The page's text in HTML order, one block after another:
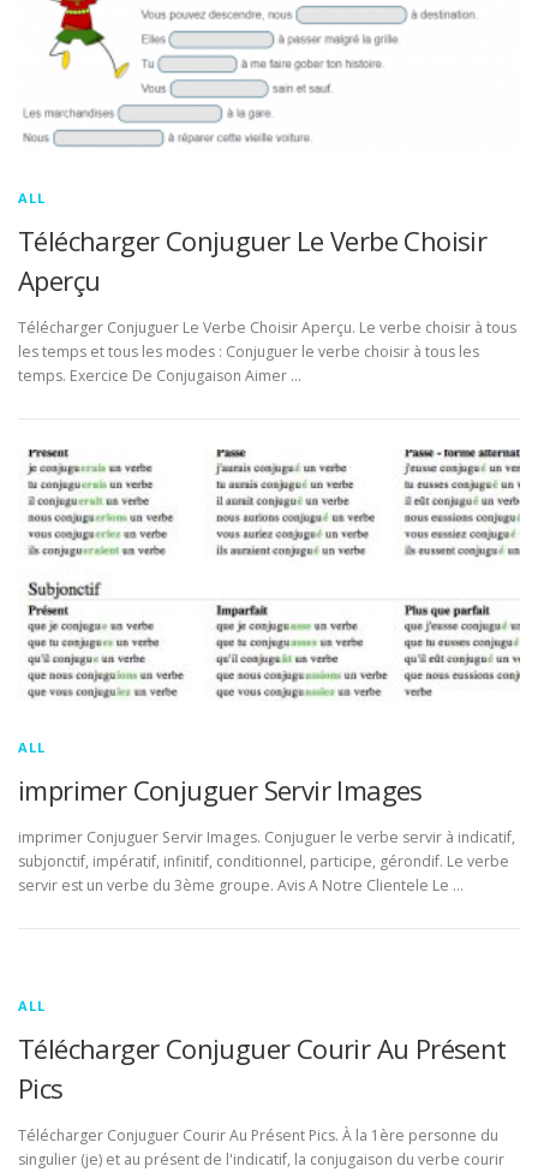
ALL
Télécharger Conjuguer Le Verbe Choisir
Aperçu
Télécharger Conjuguer Le Verbe Choisir Aperçu. Le verbe choisir à tous
les temps et tous les modes : Conjuguer le verbe choisir à tous les
temps. Exercice De Conjugaison Aimer …
ALL
imprimer Conjuguer Servir Images
imprimer Conjuguer Servir Images. Conjuguer le verbe servir à indicatif,
subjonctif, impératif, infinitif, conditionnel, participe, gérondif. Le verbe
servir est un verbe du 3ème groupe. Avis A Notre Clientele Le …
ALL
Télécharger Conjuguer Courir Au Présent
Pics
Télécharger Conjuguer Courir Au Présent Pics. À la 1ère personne du
singulier (je) et au présent de l'indicatif, la conjugaison du verbe courir